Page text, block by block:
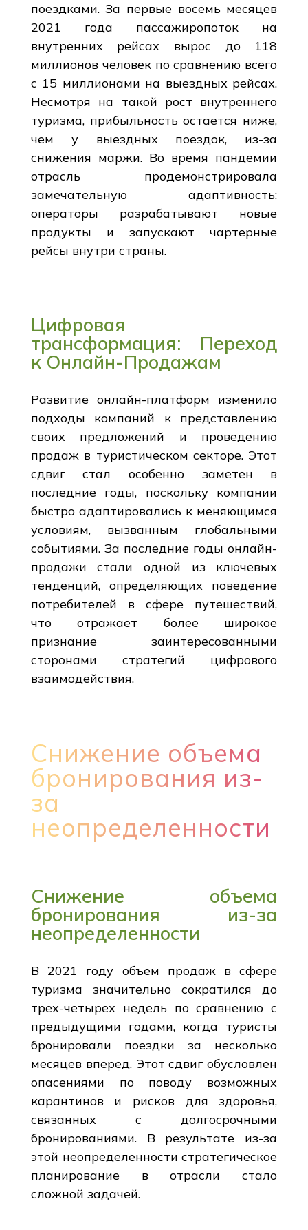
поездками. За первые восемь месяцев
2021 года пассажиропоток на
внутренних рейсах вырос до 118
миллионов человек по сравнению всего
с 15 миллионами на выездных рейсах.
Несмотря на такой рост внутреннего
туризма, прибыльность остается ниже,
чем у выездных поездок, из-за
снижения маржи. Во время пандемии
отрасль продемонстрировала
замечательную адаптивность:
операторы разрабатывают новые
продукты и запускают чартерные
рейсы внутри страны.
Цифровая
трансформация: Переход
к Онлайн-Продажам
Развитие онлайн-платформ изменило
подходы компаний к представлению
своих предложений и проведению
продаж в туристическом секторе. Этот
сдвиг стал особенно заметен в
последние годы, поскольку компании
быстро адаптировались к меняющимся
условиям, вызванным глобальными
событиями. За последние годы онлайн-
продажи стали одной из ключевых
тенденций, определяющих поведение
потребителей в сфере путешествий,
что отражает более широкое
признание заинтересованными
сторонами стратегий цифрового
взаимодействия.
Снижение объема
бронирования из-
за
неопределенности
Снижение объема
бронирования из-за
неопределенности
В 2021 году объем продаж в сфере
туризма значительно сократился до
трех-четырех недель по сравнению с
предыдущими годами, когда туристы
бронировали поездки за несколько
месяцев вперед. Этот сдвиг обусловлен
опасениями по поводу возможных
карантинов и рисков для здоровья,
связанных с долгосрочными
бронированиями. В результате из-за
этой неопределенности стратегическое
планирование в отрасли стало
сложной задачей.